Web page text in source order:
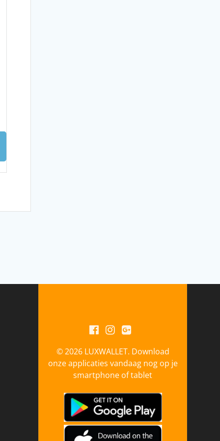
© 2026 LUXWALLET. Download
onze applicaties vandaag nog op je
smartphone of tablet